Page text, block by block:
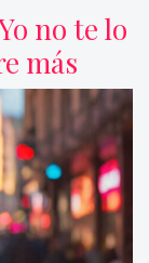
no te lo
más